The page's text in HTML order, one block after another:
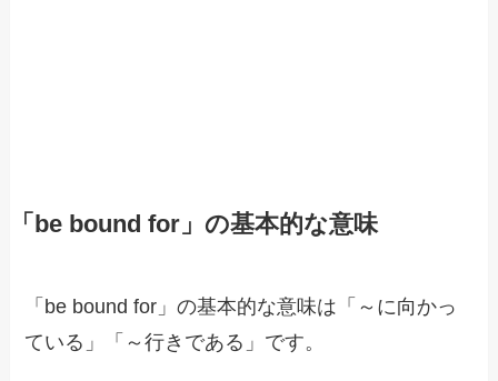
「be bound for」の基本的な意味
「be bound for」の基本的な意味は「～に向かっ
ている」「～行きである」です。